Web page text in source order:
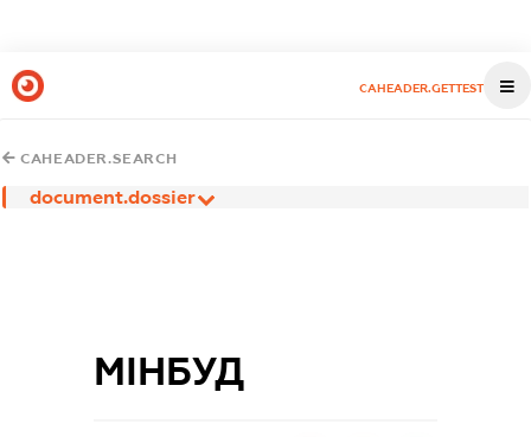
CAHEADER.GETTEST
CAHEADER.SEARCH
document.dossier
МІНБУД